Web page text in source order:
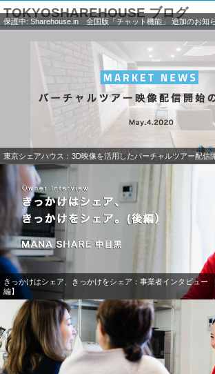
TOKYOSHAREHOUSE ブログ
保護中: Sharehouse.in 全国版「チャット機能」 追加のお知
東京シェアハウス：3D映像を活用したバーチャルツアー配信
きっかけはシェア、きっかけをシェア：事業者インタビュー
編】